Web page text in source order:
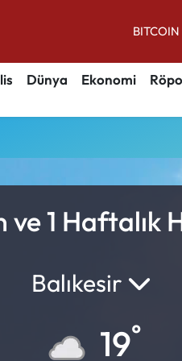
BITCOIN
EURO
Dünya Ekonomi
ve 1
Balıkesir
19°